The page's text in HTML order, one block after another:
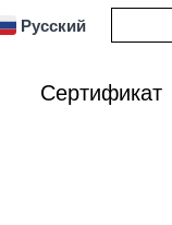
Русский
Сертификат